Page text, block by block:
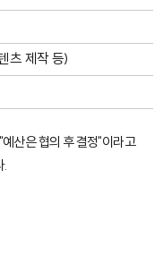
츠 제작 등)
산은 협의 후 결정"이라고
.